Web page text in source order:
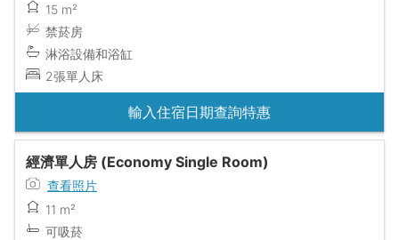
15 m²
禁菸房
淋浴設備和浴缸
2張單人床
輸入住宿日期查詢特惠
經濟單人房 (Economy Single Room)
查看照片
11 m²
可吸菸